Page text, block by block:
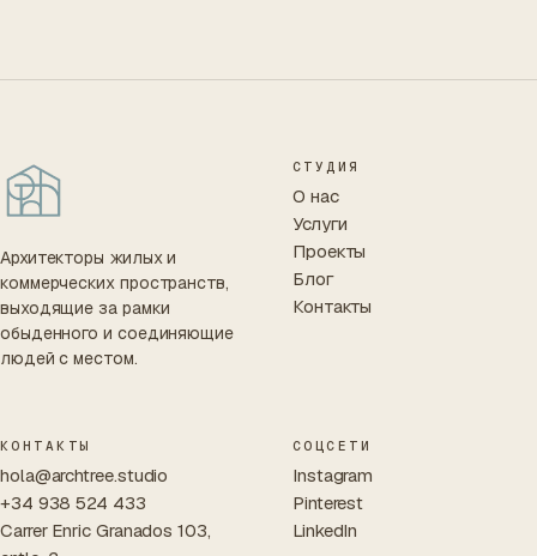
Архитекторы жилых и
коммерческих пространств,
выходящие за рамки
обыденного и соединяющие
людей с местом.
СТУДИЯ
О нас
Услуги
Проекты
Блог
Контакты
КОНТАКТЫ
hola@archtree.studio
+34 938 524 433
Carrer Enric Granados 103,
СОЦСЕТИ
Instagram
Pinterest
LinkedIn